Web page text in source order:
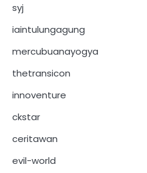
syj
iaintulungagung
mercubuanayogya
thetransicon
innoventure
ckstar
ceritawan
evil-world